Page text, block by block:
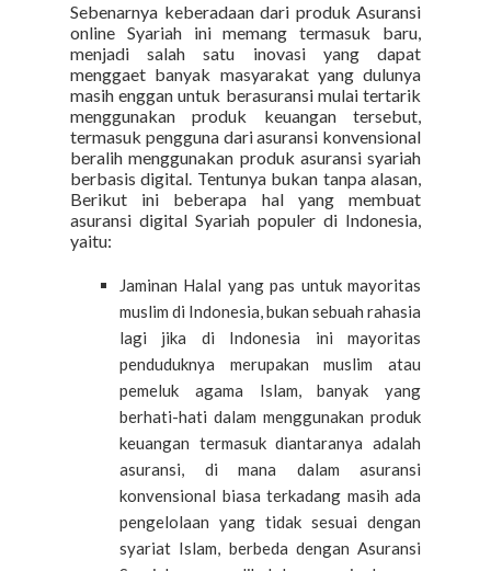
Sebenarnya keberadaan dari produk Asuransi
online Syariah ini memang termasuk baru,
menjadi salah satu inovasi yang dapat
menggaet banyak masyarakat yang dulunya
masih enggan untuk berasuransi mulai tertarik
menggunakan produk keuangan tersebut,
termasuk pengguna dari asuransi konvensional
beralih menggunakan produk asuransi syariah
berbasis digital. Tentunya bukan tanpa alasan,
Berikut ini beberapa hal yang membuat
asuransi digital Syariah populer di Indonesia,
yaitu:
Jaminan Halal yang pas untuk mayoritas
muslim di Indonesia, bukan sebuah rahasia
lagi jika di Indonesia ini mayoritas
penduduknya merupakan muslim atau
pemeluk agama Islam, banyak yang
berhati-hati dalam menggunakan produk
keuangan termasuk diantaranya adalah
asuransi, di mana dalam asuransi
konvensional biasa terkadang masih ada
pengelolaan yang tidak sesuai dengan
syariat Islam, berbeda dengan Asuransi